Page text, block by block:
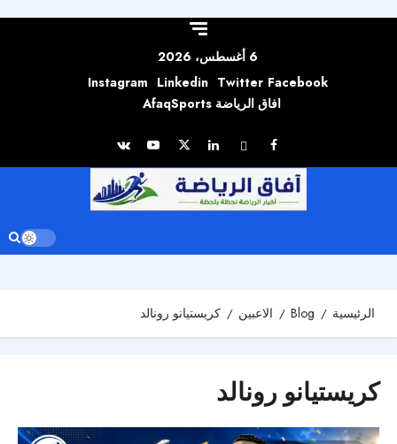
6 أغسطس، 2026
Facebook
Twitter
Linkedin
Instagram
افاق الرياضة AfaqSports
الرئيسية Blog الاعبين كريستيانو رونالد
كريستيانو رونالد